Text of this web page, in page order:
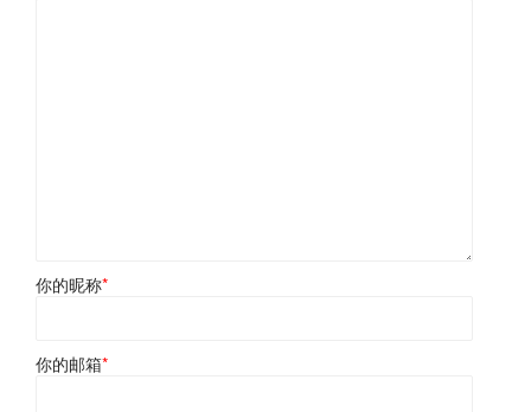
你的昵称*
你的邮箱*